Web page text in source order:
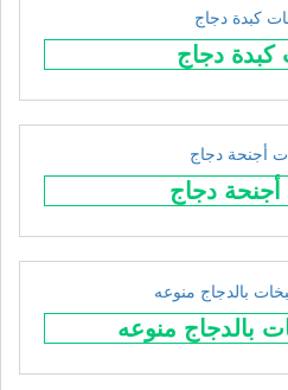
دجاج
دجاج
بالدجاج منوعه